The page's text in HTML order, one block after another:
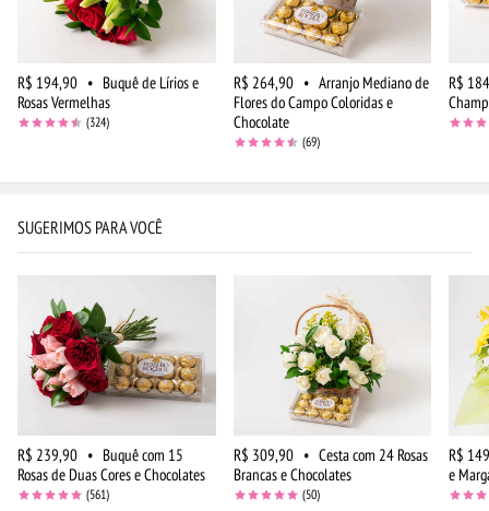
R$ 194,90 • Buquê de Lírios e
Rosas Vermelhas
(324)
R$ 264,90 • Arranjo Mediano de
Flores do Campo Coloridas e
Chocolate
(69)
R$
SUGERIMOS PARA VOCÊ
R$ 239,90 • Buquê com 15
Rosas de Duas Cores e Chocolates
(561)
R$ 309,90 • Cesta com 24 Rosas
Brancas e Chocolates
(50)
R$
e